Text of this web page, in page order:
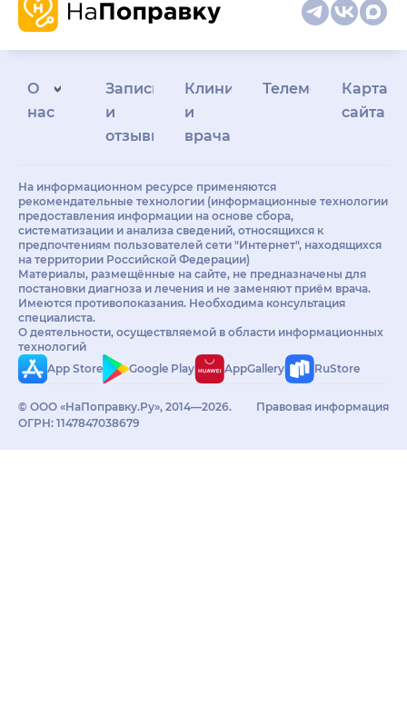
О
нас
Запись
и
отзывы
Клиникам
и
врачам
Телемедицина
Карта
сайта
На информационном ресурсе применяются
рекомендательные технологии (информационные технологии
предоставления информации на основе сбора,
систематизации и анализа сведений, относящихся к
предпочтениям пользователей сети "Интернет", находящихся
на территории Российской Федерации)
Материалы, размещённые на сайте, не предназначены для
постановки диагноза и лечения и не заменяют приём врача.
Имеются противопоказания. Необходима консультация
специалиста.
О деятельности, осуществляемой в области информационных
технологий
App Store
Google Play AppGallery RuStore
© ООО «НаПоправку.Ру», 2014—2026.
ОГРН: 1147847038679
Правовая информация